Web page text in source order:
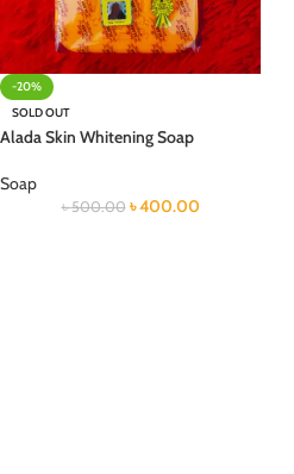
-20%
SOLD OUT
Alada Skin Whitening Soap
Soap
৳500.00 ৳400.00